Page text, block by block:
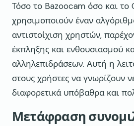
Τόσο το Bazoocam όσο και
χρησιμοποιούν έναν
αντιστοίχιση χρηστών,
έκπληξης και ενθουσιασμού
αλληλεπιδράσεων. Αυτή η
στους χρήστες να γνωρίζουν
διαφορετικά υπόβαθρα και
Μετάφραση